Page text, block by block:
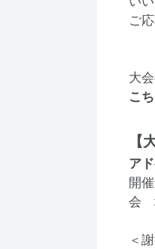
ご
大
こ
【
ア
開
会
＜